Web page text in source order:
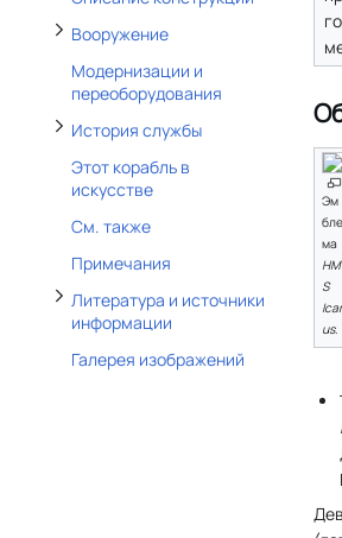
Вооружение
Модернизации и
переоборудования
История службы
Этот корабль в
искусстве
См. также
Примечания
Литература и источники
информации
Галерея изображений
Эм
бле
ма
HM
S
Icar
us.